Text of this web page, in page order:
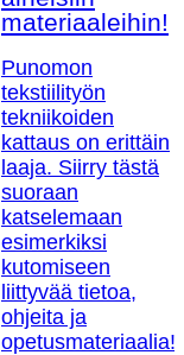
materiaaleihin!
Punomon
tekstiilityön
tekniikoiden
kattaus on erittäin
laaja. Siirry tästä
suoraan
katselemaan
esimerkiksi
kutomiseen
liittyvää tietoa,
ohjeita ja
opetusmateriaalia!